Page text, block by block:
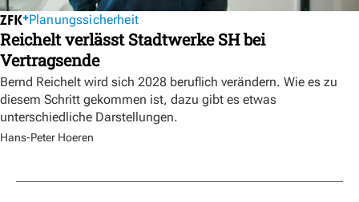
Planungssicherheit
Reichelt verlässt Stadtwerke SH bei
Vertragsende
Bernd Reichelt wird sich 2028 beruflich verändern. Wie es zu
diesem Schritt gekommen ist, dazu gibt es etwas
unterschiedliche Darstellungen.
Hans-Peter Hoeren